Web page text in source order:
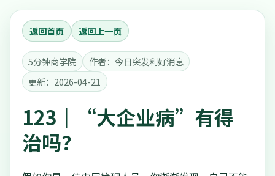
返回首页 返回上一页
5分钟商学院
作者：今日突发利好消息
更新：2026-04-21
123｜“大企业病”有得
治吗？